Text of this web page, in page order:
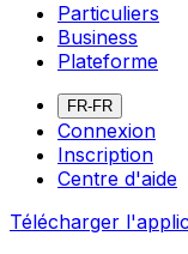
Particuliers
Business
Plateforme
FR-FR
Connexion
Inscription
Centre d'aide
Télécharger